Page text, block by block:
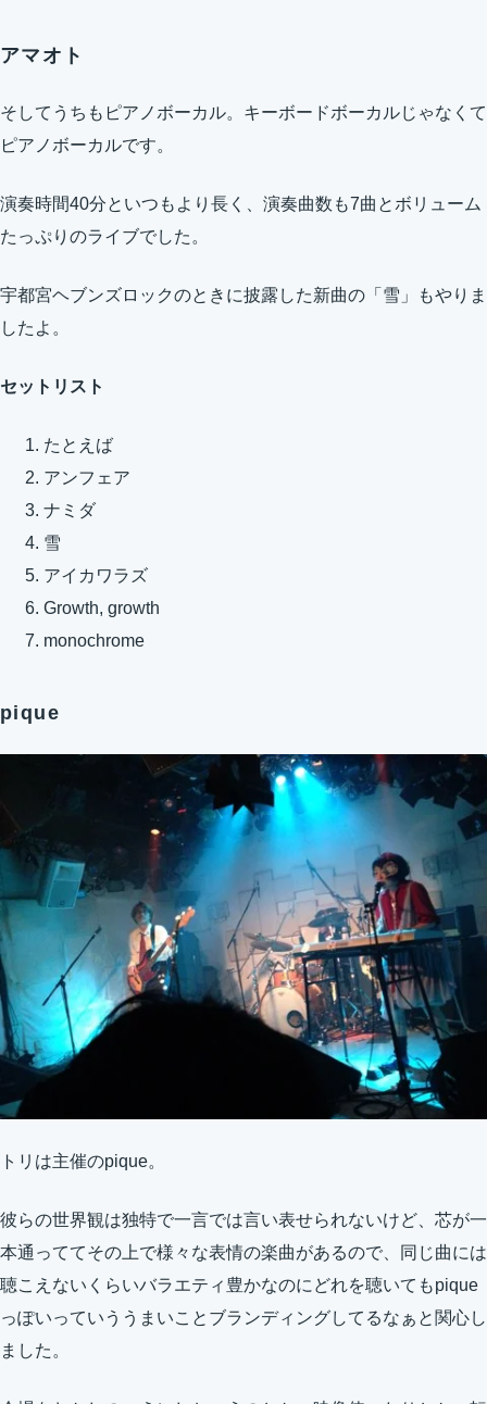
アマオト
そしてうちもピアノボーカル。キーボードボーカルじゃなくて
ピアノボーカルです。
演奏時間40分といつもより長く、演奏曲数も7曲とボリューム
たっぷりのライブでした。
宇都宮ヘブンズロックのときに披露した新曲の「雪」もやりま
したよ。
セットリスト
たとえば
アンフェア
ナミダ
雪
アイカワラズ
Growth, growth
monochrome
pique
トリは主催のpique。
彼らの世界観は独特で一言では言い表せられないけど、芯が一
本通っててその上で様々な表情の楽曲があるので、同じ曲には
聴こえないくらいバラエティ豊かなのにどれを聴いてもpique
っぽいっていううまいことブランディングしてるなぁと関心し
ました。